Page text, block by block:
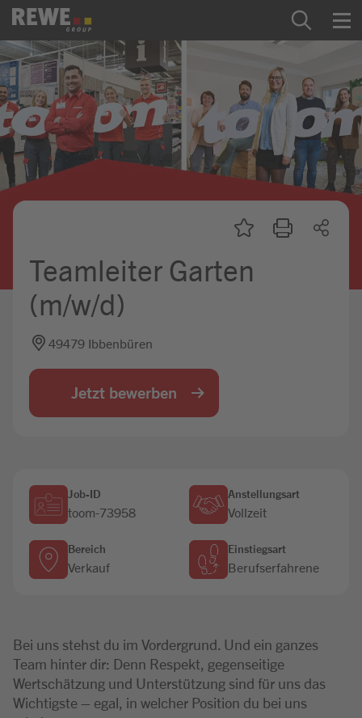
Zum Inhalt springen
Startseite
REWE Group als Arbeitgeber
Ausbildung & Studium
Praktikum & Werkstudium
Mein Kandidat:innenprofil
Teamleiter Garten
(m/w/d)
49479 Ibbenbüren
Jetzt bewerben
Job-ID
toom-73958
Anstellungsart
Vollzeit
Bereich
Verkauf
Einstiegsart
Berufserfahrene
Bei uns stehst du im Vordergrund. Und ein ganzes
Team hinter dir: Denn Respekt, gegenseitige
Wertschätzung und Unterstützung sind für uns das
Wichtigste – egal, in welcher Position du bei uns